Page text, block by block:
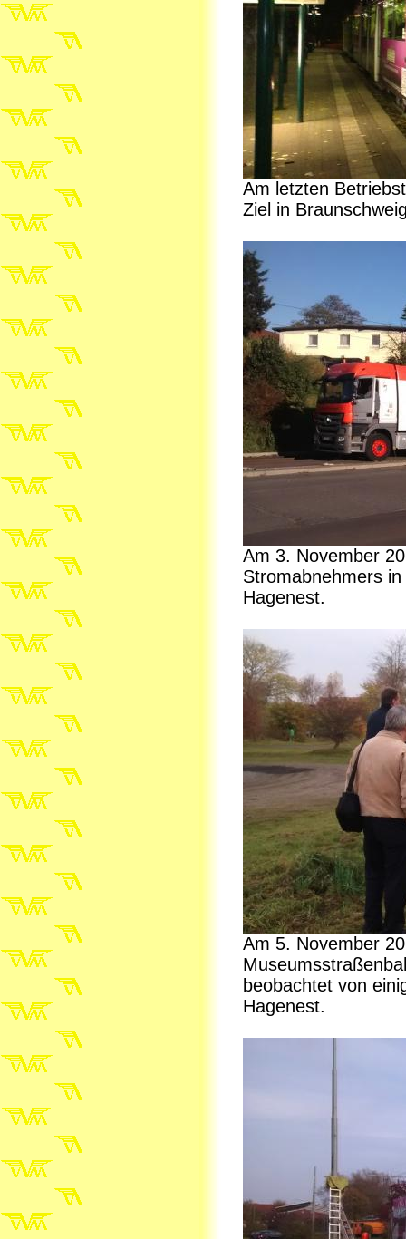
Am letzten
Ziel in
Am 3. November
Stromabnehmers
Hagenest.
Am 5. November
beobachtet von
Hagenest.